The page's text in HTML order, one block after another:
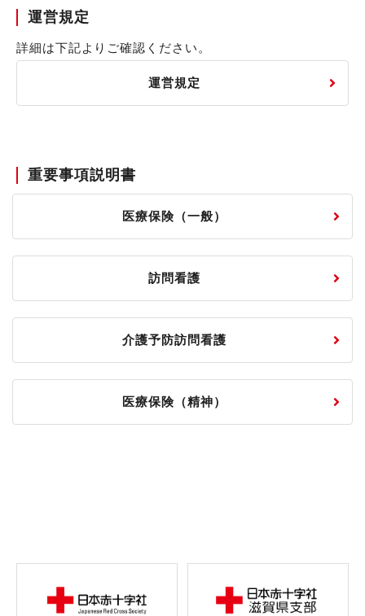
運営規定
詳細は下記よりご確認ください。
運営規定
重要事項説明書
医療保険（一般）
訪問看護
介護予防訪問看護
医療保険（精神）